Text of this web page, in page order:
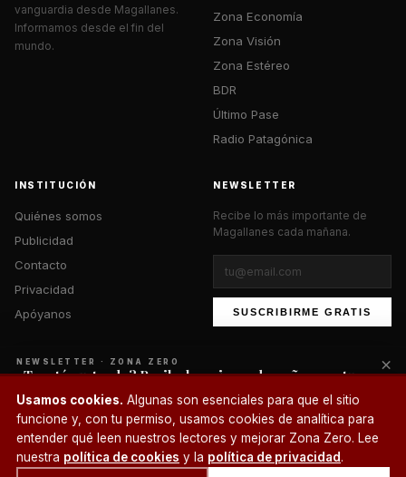
vanguardia desde Magallanes.
Informamos desde el fin del
mundo.
Zona Economía
Zona Visión
Zona Estéreo
BDR
Último Pase
Radio Patagónica
INSTITUCIÓN
Quiénes somos
Publicidad
Contacto
Privacidad
Apóyanos
NEWSLETTER
Recibe lo más importante de
Magallanes cada mañana.
SUSCRIBIRME GRATIS
© 2026 Zona Zero Media. Todos los derechos reservados.
Usamos cookies. Algunas son esenciales para que el sitio
funcione y, con tu permiso, usamos cookies de analítica para
entender qué leen nuestros lectores y mejorar Zona Zero. Lee
nuestra política de cookies y la política de privacidad.
¿Un café?
NEWSLETTER · ZONA ZERO
¿Te está gustando? Recibe lo mejor cada mañana en tu
correo.
SUSCRIBIRME
×